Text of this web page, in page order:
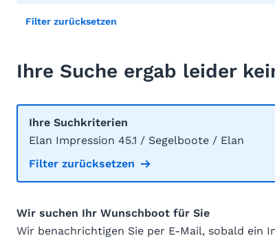
Filter zurücksetzen
Ihre Suche ergab leider
Ihre Suchkriterien
Elan Impression 45.1 / Segelboote / Elan
Filter zurücksetzen
Wir suchen Ihr Wunschboot für Sie
Wir benachrichtigen Sie per E-Mail, sobald ein